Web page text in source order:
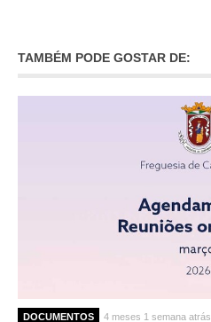
TAMBÉM PODE GOSTAR DE:
DOCUMENTOS 4 meses 1 semana atrás